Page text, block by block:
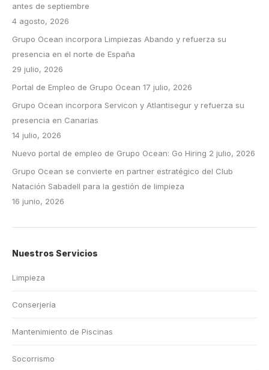
antes de septiembre
4 agosto, 2026
Grupo Ocean incorpora Limpiezas Abando y refuerza su
presencia en el norte de España
29 julio, 2026
Portal de Empleo de Grupo Ocean 17 julio, 2026
Grupo Ocean incorpora Servicon y Atlantisegur y refuerza su
presencia en Canarias
14 julio, 2026
Nuevo portal de empleo de Grupo Ocean: Go Hiring 2 julio, 2026
Grupo Ocean se convierte en partner estratégico del Club
Natación Sabadell para la gestión de limpieza
16 junio, 2026
Nuestros Servicios
Limpieza
Conserjería
Mantenimiento de Piscinas
Socorrismo